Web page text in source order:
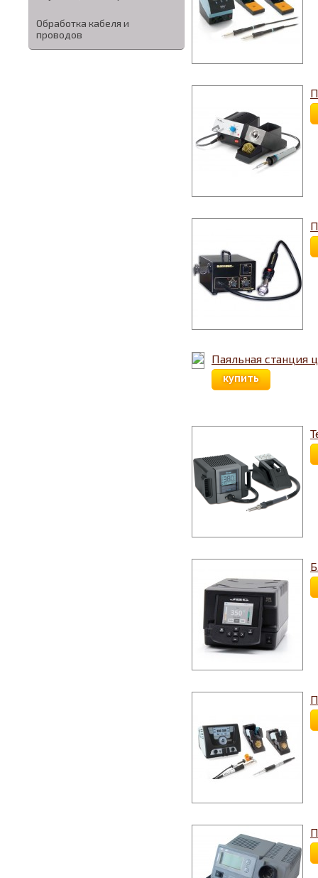
Обработка кабеля и
проводов
Паяльная станция
купить